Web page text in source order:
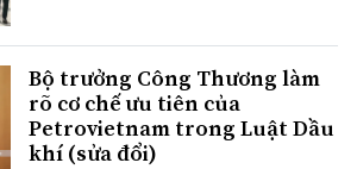
Bộ trưởng Công Thương làm
rõ cơ chế ưu tiên của
Petrovietnam trong Luật Dầu
khí (sửa đổi)